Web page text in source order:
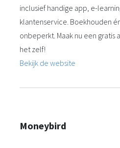
inclusief handige app, e-
klantenservice. Boekhouden
onbeperkt. Maak nu een
het zelf!
Bekijk de website
Moneybird